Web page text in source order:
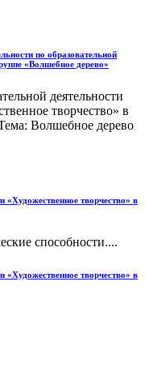
по образовательной
«Волшебное дерево»
деятельности
творчество» в
Волшебное дерево
«Художественное творчество» в
способности....
«Художественное творчество» в